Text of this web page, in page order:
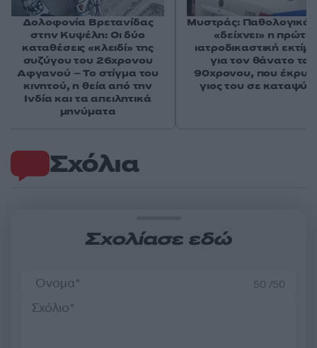
Σχόλια
Σχολίασε εδώ
50 /50
Δολοφονία Βρετανίδας
στην Κυψέλη: Οι δύο
καταθέσεις «κλειδί» της
συζύγου του 26χρονου
Αφγανού – Το στίγμα του
κινητού, η θεία από την
Ινδία και τα απειλητικά
μηνύματα
Μυστράς: Παθολογικά
«δείχνει» η πρώτη
ιατροδικαστική
για τον θάνατο του
90χρονου, που
γιος του σε